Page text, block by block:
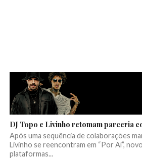
DJ Topo e Livinho retomam parceria
Após uma sequência de colaborações
Livinho se reencontram em “Por Aí”,
plataformas...